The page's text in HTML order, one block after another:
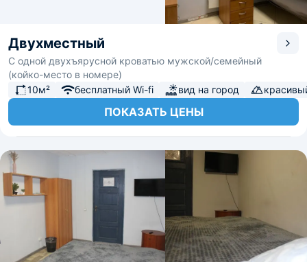
Двухместный
С одной двухъярусной кроватью мужской/семейный
(койко-место в номере)
10м²
бесплатный Wi-fi вид на город
ПОКАЗАТЬ ЦЕНЫ